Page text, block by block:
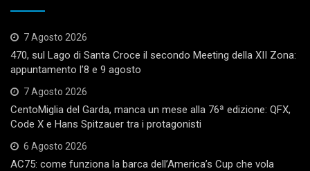
7 Agosto 2026
470, sul Lago di Santa Croce il secondo Meeting della XII Zona:
appuntamento l’8 e 9 agosto
7 Agosto 2026
CentoMiglia del Garda, manca un mese alla 76ª edizione: QFX,
Code X e Hans Spitzauer tra i protagonisti
6 Agosto 2026
AC75: come funziona la barca dell’America’s Cup che vola